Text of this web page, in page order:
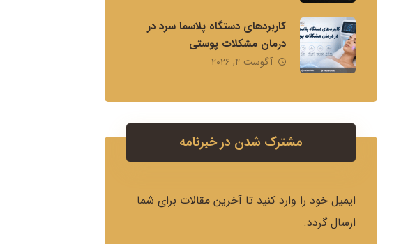
کاربردهای دستگاه پلاسما سرد در
درمان مشکلات پوستی
آگوست ۴, ۲۰۲۶
مشترک شدن در خبرنامه
ایمیل خود را وارد کنید تا آخرین مقالات برای شما
ارسال گردد.